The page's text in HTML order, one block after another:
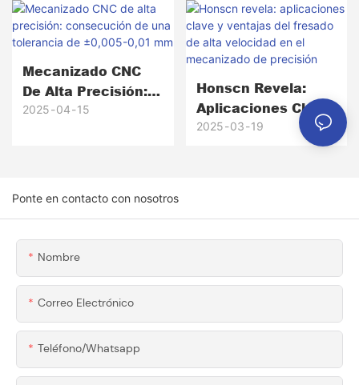
Lograr La
Fabricación De
Defectos Cero?
Compensation In
Complex Part
Machining
Mecanizado CNC
De Alta Precisión:
Consecución De
2025 04 15
Honscn Revela:
Aplicaciones Clave
Y Ventajas Del
2025 03 19
Ponte en contacto con nosotros
Nombre
Correo Electrónico
Teléfono/whatsapp